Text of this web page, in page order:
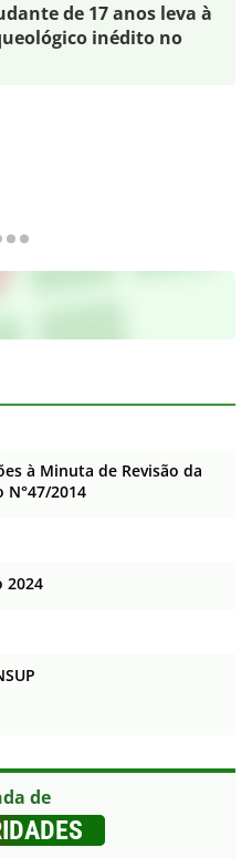
à Minuta de Revisão da
N°47/2014
2024
de
de 17 anos leva à
inédito no